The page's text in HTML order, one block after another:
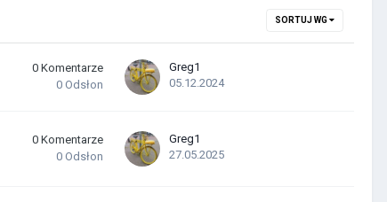
SORTUJ WG
0 Komentarze
0 Odsłon
Greg1
05.12.2024
0 Komentarze
0 Odsłon
Greg1
27.05.2025